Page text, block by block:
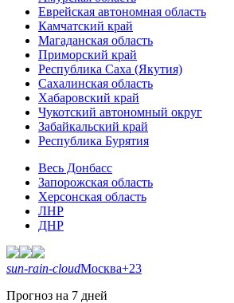
Еврейская автономная область
Камчатский край
Магаданская область
Приморский край
Республика Саха (Якутия)
Сахалинская область
Хабаровский край
Чукотский автономный округ
Забайкальский край
Республика Бурятия
Весь Донбасс
Запорожская область
Херсонская область
ЛНР
ДНР
sun-rain-cloudМосква+23
Прогноз на 7 дней